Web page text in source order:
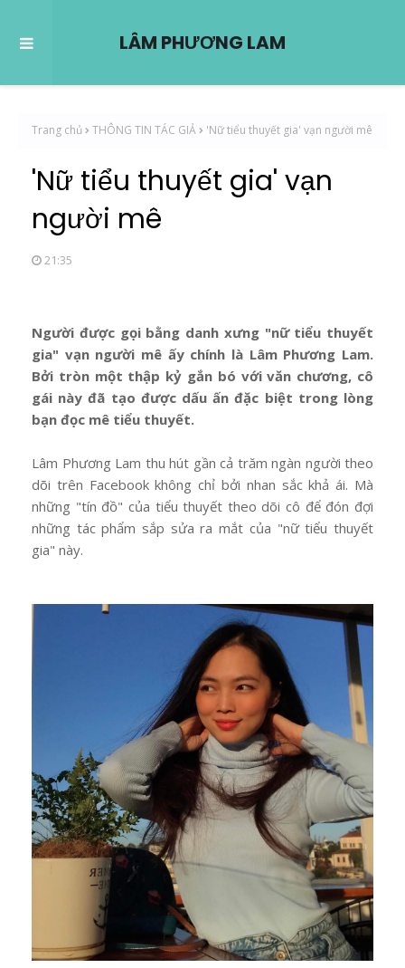
LÂM PHƯƠNG LAM
Trang chủ THÔNG TIN TÁC GIẢ 'Nữ tiểu thuyết gia' vạn người mê
'Nữ tiểu thuyết gia' vạn
người mê
21:35
Người được gọi bằng danh xưng "nữ tiểu thuyết
gia" vạn người mê ấy chính là Lâm Phương Lam.
Bởi tròn một thập kỷ gắn bó với văn chương, cô
gái này đã tạo được dấu ấn đặc biệt trong lòng
bạn đọc mê tiểu thuyết.
Lâm Phương Lam thu hút gần cả trăm ngàn người theo
dõi trên Facebook không chỉ bởi nhan sắc khả ái. Mà
những "tín đồ" của tiểu thuyết theo dõi cô để đón đợi
những tác phẩm sắp sửa ra mắt của "nữ tiểu thuyết
gia" này.